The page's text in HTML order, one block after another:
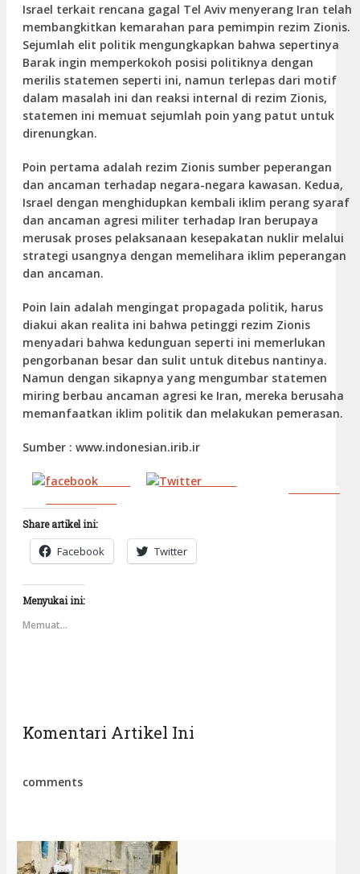
Israel terkait rencana gagal Tel Aviv menyerang Iran telah
membangkitkan kemarahan para pemimpin rezim Zionis.
Sejumlah elit politik mengungkapkan bahwa sepertinya
Barak ingin memperkokoh posisi politiknya dengan
merilis statemen seperti ini, namun terlepas dari motif
dalam masalah ini dan reaksi internal di rezim Zionis,
statemen ini memuat sejumlah poin yang patut untuk
direnungkan.
Poin pertama adalah rezim Zionis sumber peperangan
dan ancaman terhadap negara-negara kawasan. Kedua,
Israel dengan menghidupkan kembali iklim perang syaraf
dan ancaman agresi militer terhadap Iran berupaya
merusak proses pelaksanaan kesepakatan nuklir melalui
strategi usangnya dengan memelihara iklim peperangan
dan ancaman.
Poin lain adalah mengingat propagada politik, harus
diakui akan realita ini bahwa petinggi rezim Zionis
menyadari bahwa kedunguan seperti ini memerlukan
pengorbanan besar dan sulit untuk ditebus nantinya.
Namun dengan sikapnya yang mengumbar statemen
miring berbau ancaman agresi ke Iran, mereka berusaha
memanfaatkan iklim politik dan melakukan pemerasan.
Sumber : www.indonesian.irib.ir
Tweet
Share artikel ini:
Facebook Twitter
Menyukai ini:
Memuat...
Komentari Artikel Ini
comments